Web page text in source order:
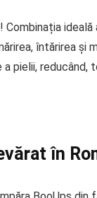
întărirea și
pielii, reducând,
în